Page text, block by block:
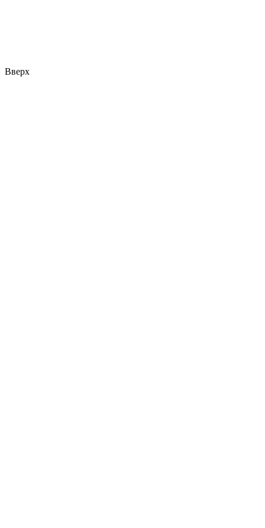
Вверх